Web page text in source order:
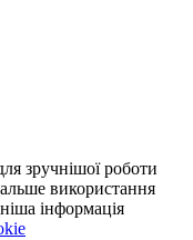
зручнішої роботи
використання
інформація